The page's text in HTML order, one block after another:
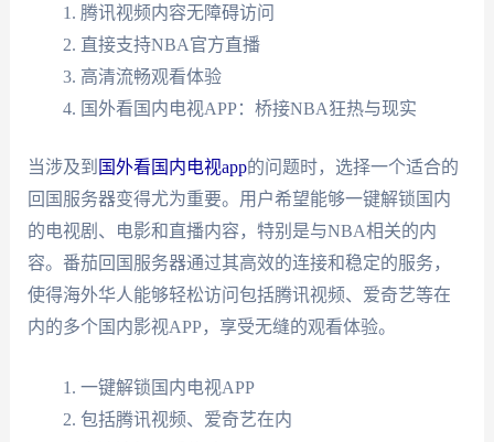
腾讯视频内容无障碍访问
直接支持NBA官方直播
高清流畅观看体验
国外看国内电视APP：桥接NBA狂热与现实
当涉及到 国外看国内电视app的问题时，选择一个适合的
回国服务器变得尤为重要。用户希望能够一键解锁国内
的电视剧、电影和直播内容，特别是与NBA相关的内
容。番茄回国服务器通过其高效的连接和稳定的服务，
使得海外华人能够轻松访问包括腾讯视频、爱奇艺等在
内的多个国内影视APP，享受无缝的观看体验。
一键解锁国内电视APP
包括腾讯视频、爱奇艺在内